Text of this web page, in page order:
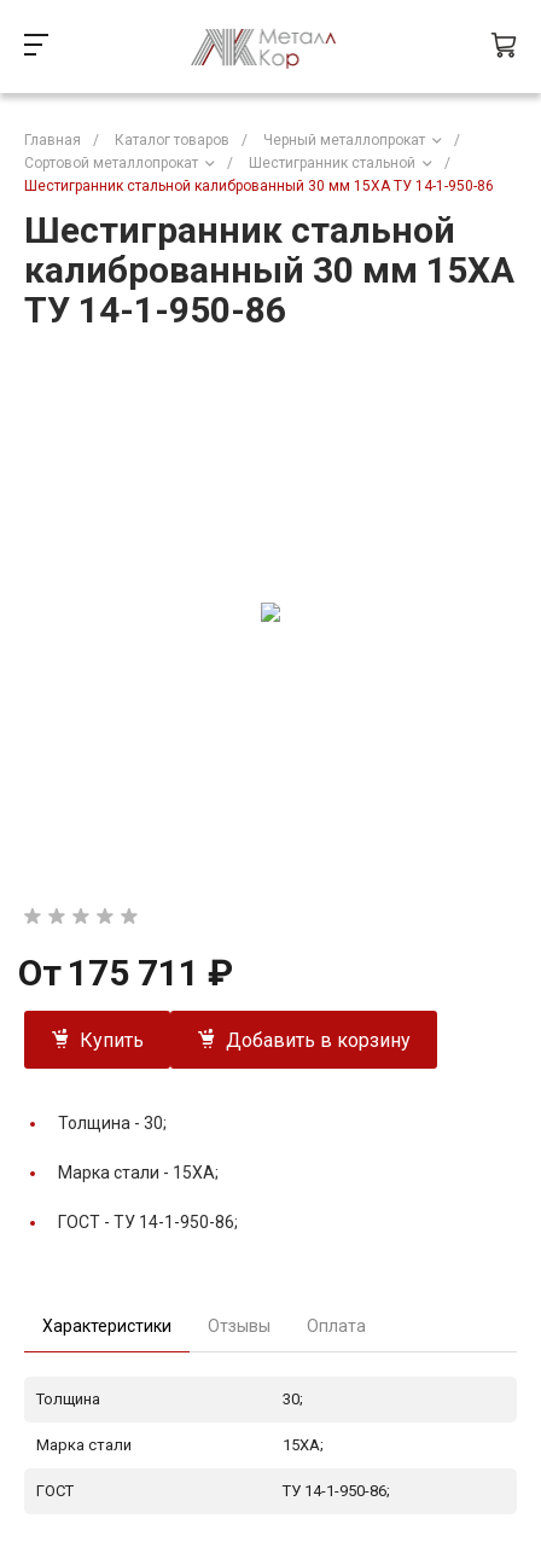
Главная / Каталог товаров / Черный металлопрокат
/
Сортовой металлопрокат
/ Шестигранник стальной
/
Шестигранник стальной калиброванный 30 мм 15ХА ТУ 14-1-950-86
Шестигранник стальной
калиброванный 30 мм 15ХА
ТУ 14-1-950-86
От 175 711 ₽
Купить Добавить в корзину
Толщина - 30;
Марка стали - 15ХА;
ГОСТ - ТУ 14-1-950-86;
Характеристики Отзывы Оплата
Толщина 30;
Марка стали 15ХА;
ГОСТ ТУ 14-1-950-86;